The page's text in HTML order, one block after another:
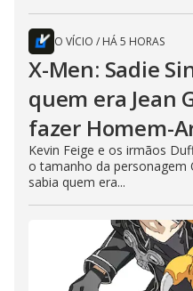
O VÍCIO / HÁ 5 HORAS
X-Men: Sadie
quem era Jean
fazer Homem-
Kevin Feige e os irmãos
o tamanho da personagem
sabia quem era...